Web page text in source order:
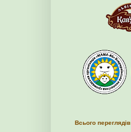
Всього переглядів